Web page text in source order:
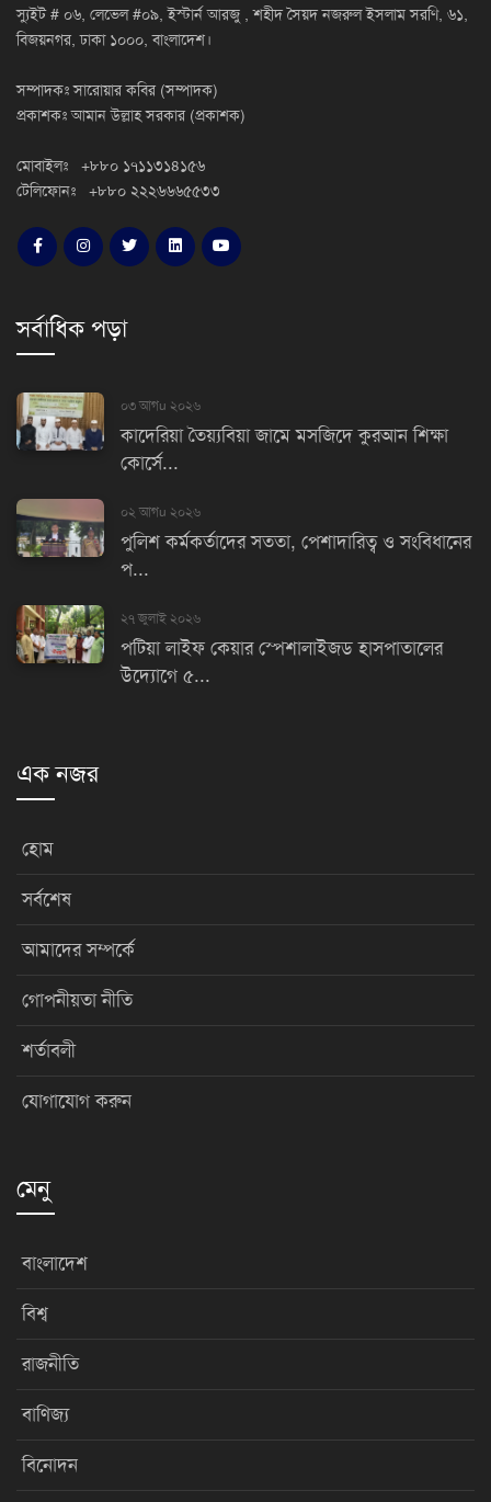
স্যুইট # ০৬, লেভেল #০৯, ইস্টার্ন আরজু , শহীদ সৈয়দ নজরুল ইসলাম সরণি, ৬১,
বিজয়নগর, ঢাকা ১০০০, বাংলাদেশ।
সম্পাদকঃ সারোয়ার কবির (সম্পাদক)
প্রকাশকঃ আমান উল্লাহ সরকার (প্রকাশক)
মোবাইলঃ +৮৮০ ১৭১১৩১৪১৫৬
টেলিফোনঃ +৮৮০ ২২২৬৬৬৫৫৩৩
সর্বাধিক পড়া
০৩ আগu ২০২৬
কাদেরিয়া তৈয়্যবিয়া জামে মসজিদে কুরআন শিক্ষা
কোর্সে...
০২ আগu ২০২৬
পুলিশ কর্মকর্তাদের সততা, পেশাদারিত্ব ও সংবিধানের
প...
২৭ জুলাই ২০২৬
পটিয়া লাইফ কেয়ার স্পেশালাইজড হাসপাতালের
উদ্যোগে ৫...
এক নজর
হোম
সর্বশেষ
আমাদের সম্পর্কে
গোপনীয়তা নীতি
শর্তাবলী
যোগাযোগ করুন
মেনু
বাংলাদেশ
বিশ্ব
রাজনীতি
বাণিজ্য
বিনোদন